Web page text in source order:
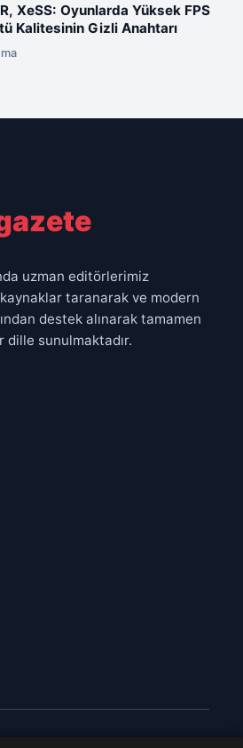
XeSS: Oyunlarda Yüksek FPS
Kalitesinin Gizli Anahtarı
uzman editörlerimiz
taranarak ve modern
destek alınarak tamamen
dille sunulmaktadır.